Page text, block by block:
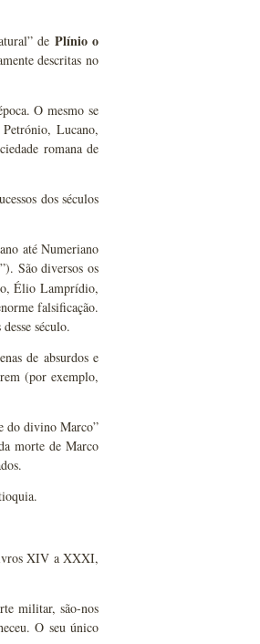
de Plínio o
descritas no
O mesmo se
Lucano,
romana de
dos séculos
até Numeriano
São diversos os
Élio Lamprídio,
falsificação.
século.
de absurdos e
(por exemplo,
do divino Marco”
morte de Marco
XIV a XXXI,
militar, são-nos
O seu único